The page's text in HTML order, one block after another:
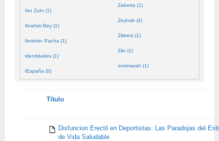
Ibn Zuhr (1)
Ibrahim Bey (1)
Ibrahim- Pacha (1)
identidades (1)
IEspaña (0)
Zabetta (1)
Zeynab (4)
Zikkers (1)
Zikr (1)
zommarah (1)
Título
Disfuncion Erectil en Deportistas: Las Paradojas del
de Vida Saludable